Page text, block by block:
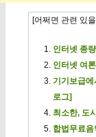
[어쩌면 관련 있
인터넷 종
인터넷 여
기기보급
로그]
최소한, 도
합법무료